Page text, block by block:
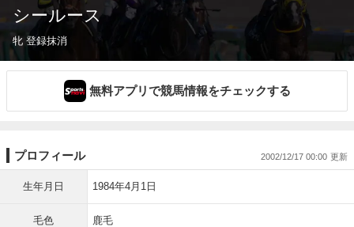
シールース
牝 登録抹消
無料アプリで競馬情報をチェックする
プロフィール 2002/12/17 00:00
生年月日 1984年4月1日
毛色 鹿毛